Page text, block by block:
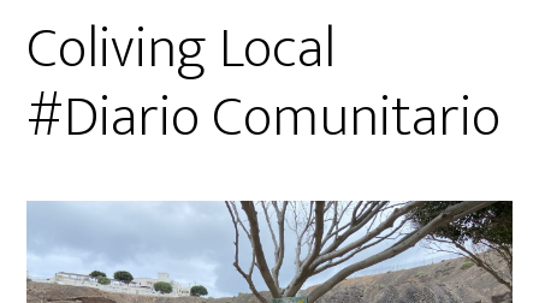
Coliving Local
#Diario Comunitario